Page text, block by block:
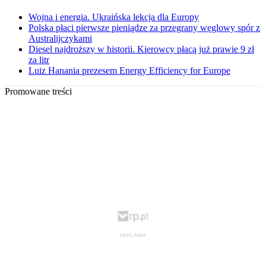
Wojna i energia. Ukraińska lekcja dla Europy
Polska płaci pierwsze pieniądze za przegrany węglowy spór z
Australijczykami
Diesel najdroższy w historii. Kierowcy płacą już prawie 9 zł
za litr
Luiz Hanania prezesem Energy Efficiency for Europe
Promowane treści